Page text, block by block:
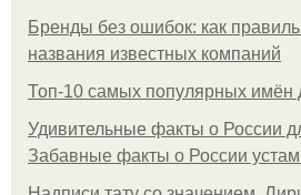
Бренды без ошибок: как
названия известных компаний
Топ-10 самых популярных имён
Удивительные факты о России
Забавные факты о России